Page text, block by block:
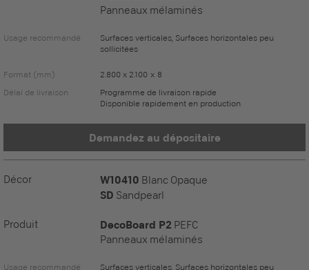
Panneaux mélaminés
Usage recommandé
Surfaces verticales, Surfaces horizontales peu
sollicitées
Format (mm)
2.800 x 2.100 x 8
Délai de livraison
Programme de livraison rapide
Disponible rapidement en production
Demandez au dépositaire
Décor W10410 Blanc Opaque
SD Sandpearl
Produit DecoBoard P2 PEFC
Panneaux mélaminés
Usage recommandé Surfaces verticales, Surfaces horizontales peu